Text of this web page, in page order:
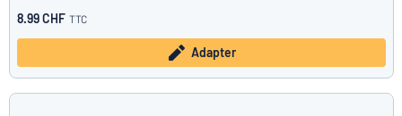
8.99 CHF TTC
Adapter